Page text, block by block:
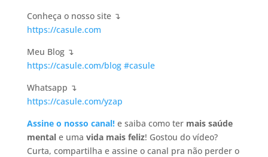
Conheça o nosso site ↴
https://casule.com
Meu Blog ↴
https://casule.com/blog #casule
Whatsapp ↴
https://casule.com/yzap
Assine o nosso canal!e saiba como ter mais saúde
mentale uma vida mais feliz! Gostou do vídeo?
Curta, compartilha e assine o canal pra não perder o